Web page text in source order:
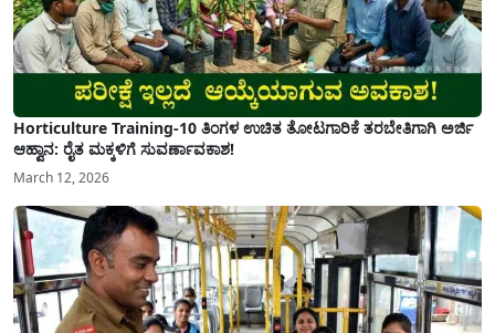
Horticulture Training-10 ತಿಂಗಳ ಉಚಿತ ತೋಟಗಾರಿಕೆ ತರಬೇತಿಗಾಗಿ ಅರ್ಜಿ
ಆಹ್ವಾನ: ರೈತ ಮಕ್ಕಳಿಗೆ ಸುವರ್ಣಾವಕಾಶ!
March 12, 2026